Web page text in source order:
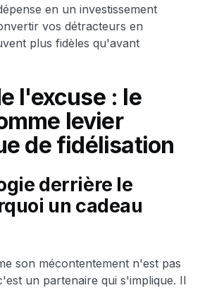
en un investissement
vos détracteurs en
plus fidèles qu'avant
l'excuse : le
levier
de fidélisation
derrière le
un cadeau
son mécontentement n'est pas
un partenaire qui s'implique. Il